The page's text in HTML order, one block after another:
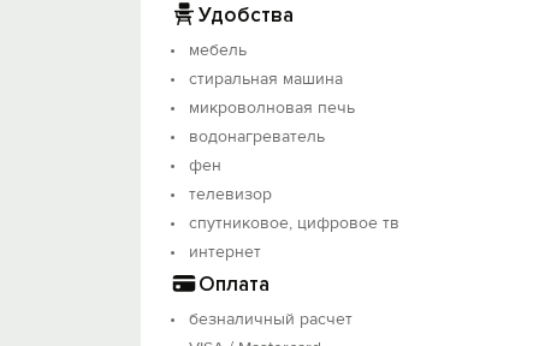
Удобства
мебель
стиральная машина
микроволновая печь
водонагреватель
фен
телевизор
спутниковое, цифровое тв
интернет
Оплата
безналичный расчет